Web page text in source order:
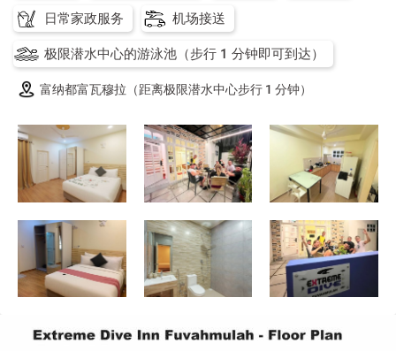
日常家政服务 机场接送
极限潜水中心的游泳池（步行 1 分钟即可到达）
富纳都富瓦穆拉（距离极限潜水中心步行 1 分钟）